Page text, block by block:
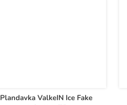
Plandavka ValkeIN Ice Fake